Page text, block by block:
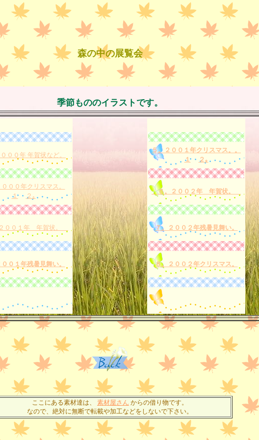
森の中の展覧会
季節もののイラストです。
００年 年賀状など。
００年クリスマス。
１
２｡
００１年 年賀状。
０１年残暑見舞い。
５。２００１年クリスマス。。
１
２｡
６。２００２年 年賀状。
７。２００２年残暑見舞い。
８。２００２年クリスマス。
ここにある素材達は、 素材屋さん からの借り物です。
なので、絶対に無断で転載や加工などをしないで下さい。